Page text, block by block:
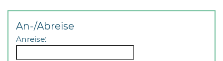
An-/Abreise
Anreise: